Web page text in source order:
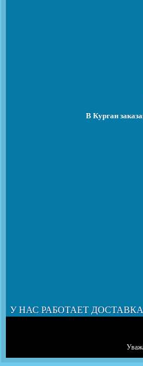
В Курган
У НАС РАБОТАЕТ